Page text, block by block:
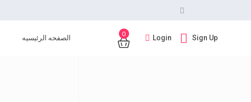
0 Login Sign Up الصفحه الرئيسيه